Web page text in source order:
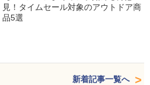
見！タイムセール対象のアウトドア商
品5選
新着記事一覧へ